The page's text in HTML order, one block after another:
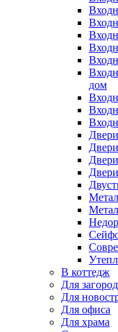
дом
В коттедж
Для
Для
Для офиса
Для храма